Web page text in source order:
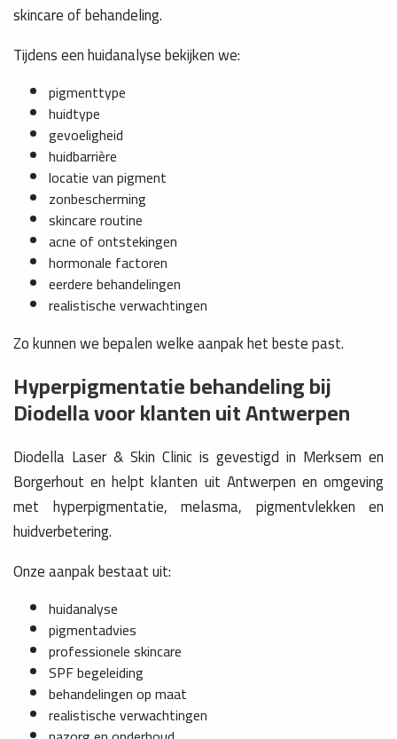
skincare of behandeling.
Tijdens een huidanalyse bekijken we:
pigmenttype
huidtype
gevoeligheid
huidbarrière
locatie van pigment
zonbescherming
skincare routine
acne of ontstekingen
hormonale factoren
eerdere behandelingen
realistische verwachtingen
Zo kunnen we bepalen welke aanpak het beste past.
Hyperpigmentatie behandeling bij
Diodella voor klanten uit Antwerpen
Diodella Laser & Skin Clinic is gevestigd in Merksem en
Borgerhout en helpt klanten uit Antwerpen en omgeving
met hyperpigmentatie, melasma, pigmentvlekken en
huidverbetering.
Onze aanpak bestaat uit:
huidanalyse
pigmentadvies
professionele skincare
SPF begeleiding
behandelingen op maat
realistische verwachtingen